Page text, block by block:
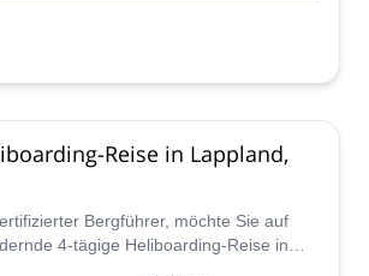
Reise in Lappland,
Bergführer, möchte Sie auf
4-tägige Heliboarding-Reise in